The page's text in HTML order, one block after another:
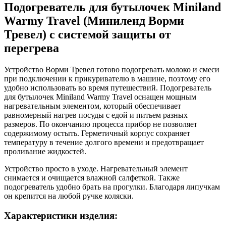
Подогреватель для бутылочек Miniland
Warmy Travel (Миниленд Ворми
Тревел) с системой защиты от
перегрева
Устройство Ворми Тревел готово подогревать молоко и смеси
при подключении к прикуривателю в машине, поэтому его
удобно использовать во время путешествий. Подогреватель
для бутылочек Miniland Warmy Travel оснащен мощным
нагревательным элементом, который обеспечивает
равномерный нагрев посуды с едой и питьем разных
размеров. По окончанию процесса прибор не позволяет
содержимому остыть. Герметичный корпус сохраняет
температуру в течение долгого времени и предотвращает
проливание жидкостей.
Устройство просто в уходе. Нагревательный элемент
снимается и очищается влажной салфеткой. Также
подогреватель удобно брать на прогулки. Благодаря липучкам
он крепится на любой ручке коляски.
Характеристики изделия: